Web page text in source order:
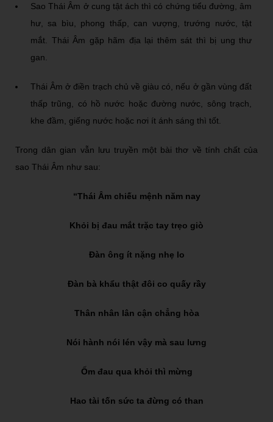
Sao Thái Âm ở cung tật ách thì có chứng tiểu đường, âm
hư, sa bìu, phong thấp, can vượng, trướng nước, tật
mắt. Thái Âm gặp hãm địa lại thêm sát thì bị ung thư
gan.
Thái Âm ở điền trạch chủ về giàu có, nếu ở gần vùng đất
thấp trũng, có hồ nước hoặc đường nước, sông trạch,
khe đầm, giếng nước hoặc nơi ít ánh sáng thì tốt.
Trong dân gian vẫn lưu truyền một bài thơ về tính chất của
sao Thái Âm như sau:
“Thái Âm chiếu mệnh năm nay
Khỏi bị đau mắt trặc tay trẹo giò
Đàn ông ít nặng nhẹ lo
Đàn bà khẩu thật đôi co quấy rầy
Thân nhân lân cận chẳng hòa
Nói hành nói lén vậy mà sau lưng
Ốm đau qua khỏi thì mừng
Hao tài tốn sức ta đừng có than